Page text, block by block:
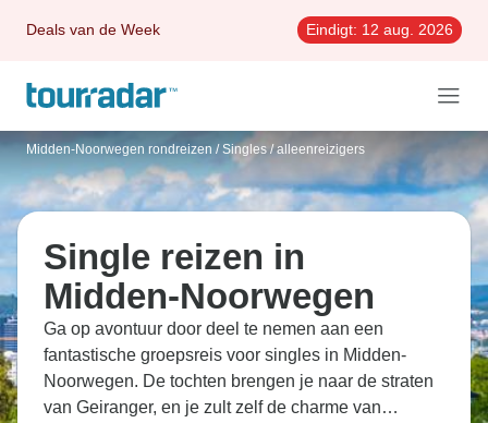
Deals van de Week Eindigt: 12 aug. 2026
Midden-Noorwegen rondreizen / Singles / alleenreizigers
Single reizen in
Midden-Noorwegen
Ga op avontuur door deel te nemen aan een
fantastische groepsreis voor singles in Midden-
Noorwegen. De tochten brengen je naar de straten
van Geiranger, en je zult zelf de charme van